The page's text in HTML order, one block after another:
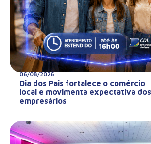
06/08/2026
Dia dos Pais fortalece o comércio
local e movimenta expectativa dos
empresários